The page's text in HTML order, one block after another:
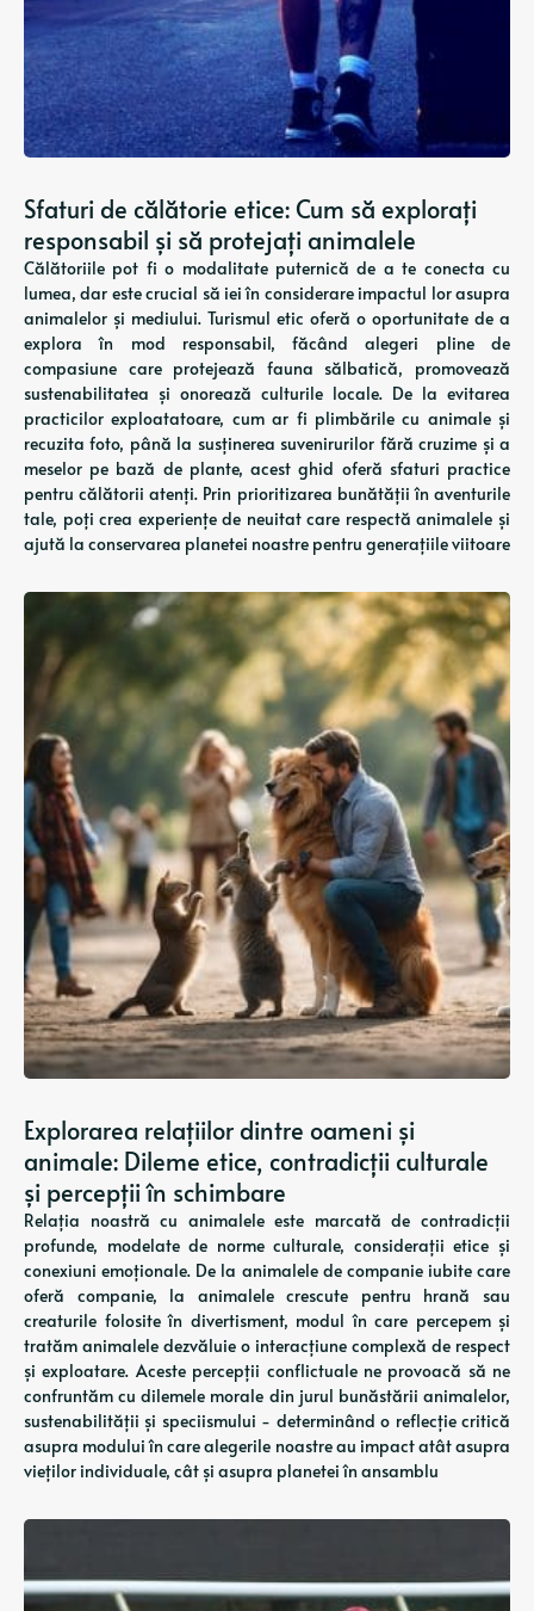
Sfaturi de călătorie etice: Cum să explorați
responsabil și să protejați animalele
Călătoriile pot fi o modalitate puternică de a te conecta cu
lumea, dar este crucial să iei în considerare impactul lor asupra
animalelor și mediului. Turismul etic oferă o oportunitate de a
explora în mod responsabil, făcând alegeri pline de
compasiune care protejează fauna sălbatică, promovează
sustenabilitatea și onorează culturile locale. De la evitarea
practicilor exploatatoare, cum ar fi plimbările cu animale și
recuzita foto, până la susținerea suvenirurilor fără cruzime și a
meselor pe bază de plante, acest ghid oferă sfaturi practice
pentru călătorii atenți. Prin prioritizarea bunătății în aventurile
tale, poți crea experiențe de neuitat care respectă animalele și
ajută la conservarea planetei noastre pentru generațiile viitoare
Explorarea relațiilor dintre oameni și
animale: Dileme etice, contradicții culturale
și percepții în schimbare
Relația noastră cu animalele este marcată de contradicții
profunde, modelate de norme culturale, considerații etice și
conexiuni emoționale. De la animalele de companie iubite care
oferă companie, la animalele crescute pentru hrană sau
creaturile folosite în divertisment, modul în care percepem și
tratăm animalele dezvăluie o interacțiune complexă de respect
și exploatare. Aceste percepții conflictuale ne provoacă să ne
confruntăm cu dilemele morale din jurul bunăstării animalelor,
sustenabilității și speciismului - determinând o reflecție critică
asupra modului în care alegerile noastre au impact atât asupra
vieților individuale, cât și asupra planetei în ansamblu